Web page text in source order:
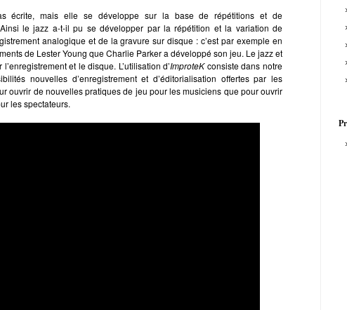
écrite, mais elle se développe sur la base de répétitions et de
le jazz a-t-il pu se développer par la répétition et la variation de
analogique et de la gravure sur disque : c’est par exemple en
de Lester Young que Charlie Parker a développé son jeu. Le jazz et
et le disque. L’utilisation d’ImproteKconsiste dans notre
nouvelles d’enregistrement et d’éditorialisation offertes par les
ouvrir de nouvelles pratiques de jeu pour les musiciens que pour ouvrir
les spectateurs.